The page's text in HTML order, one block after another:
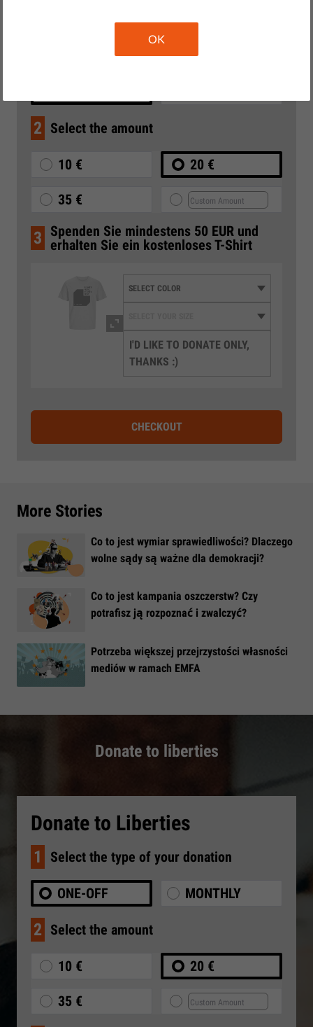
Donate to Liberties
Select the type of your donation
2 Select the amount
10 € 20 €
35 €
3 Spenden Sie mindestens 50 EUR und
erhalten Sie ein kostenloses T-Shirt
I'D LIKE TO DONATE ONLY,
THANKS :)
CHECKOUT
More Stories
Co to jest wymiar sprawiedliwości? Dlaczego
wolne sądy są ważne dla demokracji?
​Co to jest kampania oszczerstw? Czy
potrafisz ją rozpoznać i zwalczyć?
​Potrzeba większej przejrzystości własności
mediów w ramach EMFA
Donate to liberties
Donate to Liberties
1 Select the type of your donation
ONE-OFF MONTHLY
2 Select the amount
10 € 20 €
35 €
OK